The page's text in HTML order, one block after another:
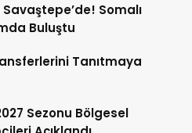
Somalı
Buluştu
Tanıtmaya
Sezonu Bölgesel